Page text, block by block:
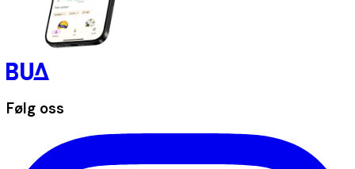
Følg oss